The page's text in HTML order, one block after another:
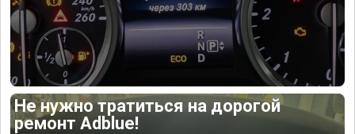
Не нужно тратиться на дорогой
ремонт Adblue!